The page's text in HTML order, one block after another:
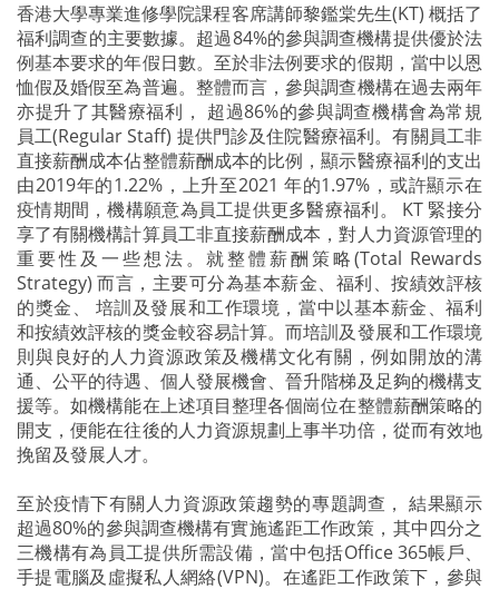
香港大學專業進修學院課程客席講師黎鑑棠先生(KT) 概括了
福利調查的主要數據。超過84%的參與調查機構提供優於法
例基本要求的年假日數。至於非法例要求的假期，當中以恩
恤假及婚假至為普遍。整體而言，參與調查機構在過去兩年
亦提升了其醫療福利， 超過86%的參與調查機構會為常規
員工(Regular Staff) 提供門診及住院醫療福利。有關員工非
直接薪酬成本佔整體薪酬成本的比例，顯示醫療福利的支出
由2019年的1.22%，上升至2021 年的1.97%，或許顯示在
疫情期間，機構願意為員工提供更多醫療福利。 KT 緊接分
享了有關機構計算員工非直接薪酬成本，對人力資源管理的
重要性及一些想法。就整體薪酬策略(Total Rewards
Strategy) 而言，主要可分為基本薪金、福利、按績效評核
的獎金、 培訓及發展和工作環境，當中以基本薪金、福利
和按績效評核的獎金較容易計算。而培訓及發展和工作環境
則與良好的人力資源政策及機構文化有關，例如開放的溝
通、公平的待遇、個人發展機會、晉升階梯及足夠的機構支
援等。如機構能在上述項目整理各個崗位在整體薪酬策略的
開支，便能在往後的人力資源規劃上事半功倍，從而有效地
挽留及發展人才。
至於疫情下有關人力資源政策趨勢的專題調查， 結果顯示
超過80%的參與調查機構有實施遙距工作政策，其中四分之
三機構有為員工提供所需設備，當中包括Office 365帳戶、
手提電腦及虛擬私人網絡(VPN)。在遙距工作政策下，參與